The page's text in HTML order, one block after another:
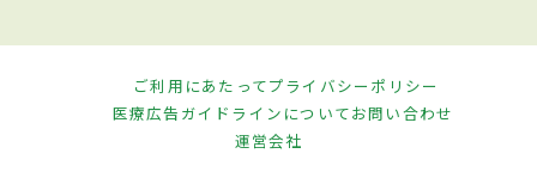
ご利用にあたってプライバシーポリシー
医療広告ガイドラインについてお問い合わせ
運営会社